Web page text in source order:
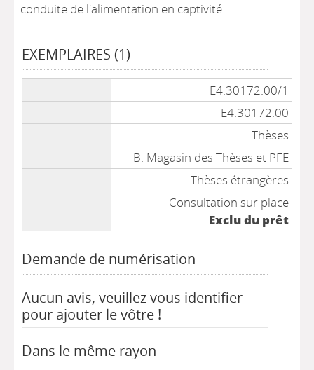
conduite de l'alimentation en captivité.
EXEMPLAIRES (1)
E4.30172.00/1
E4.30172.00
Thèses
B. Magasin des Thèses et PFE
Thèses étrangères
Consultation sur place
Exclu du prêt
Demande de numérisation
Aucun avis, veuillez vous identifier
pour ajouter le vôtre !
Dans le même rayon